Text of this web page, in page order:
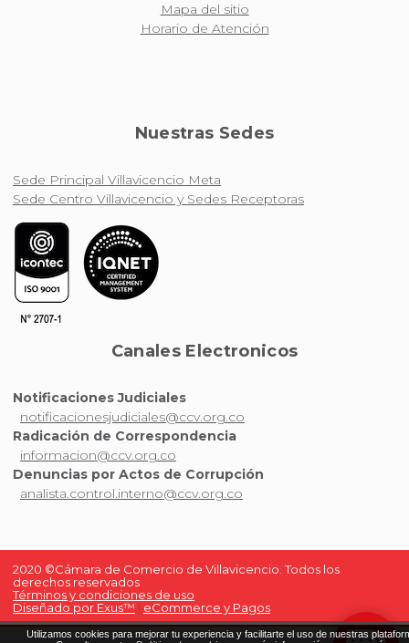
Mapa del sitio
Horario de Atención
Nuestras Sedes
Sede Principal Villavicencio Meta
Sede Centro Villavicencio y Sedes Receptoras
Canales Electronicos
Notificaciones Judiciales
notificacionesjudiciales@ccv.org.co
Radicación de Correspondencia
informacion@ccv.org.co
Denuncias por Actos de Corrupción
analista.control.interno@ccv.org.co
2020 ©Cámara de Comercio de Villavicencio. Todos los
derechos reservados
Términos y condiciones de uso
Diseñado por Exus™ | eCommerce y Pagos
Utilizamos cookies para mejorar tu experiencia y facilitarte el uso de nuestras